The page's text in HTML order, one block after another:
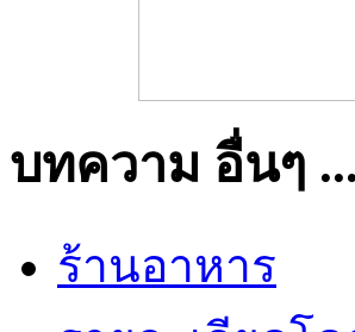
บทความ อื่นๆ ...
ร้านอาหาร